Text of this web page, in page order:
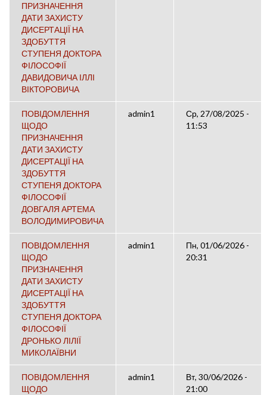
ПРИЗНАЧЕННЯ
ДАТИ ЗАХИСТУ
ДИСЕРТАЦІЇ НА
ЗДОБУТТЯ
СТУПЕНЯ ДОКТОРА
ФІЛОСОФІЇ
ДАВИДОВИЧА ІЛЛІ
ВІКТОРОВИЧА
ПОВІДОМЛЕННЯ
ЩОДО
ПРИЗНАЧЕННЯ
ДАТИ ЗАХИСТУ
ДИСЕРТАЦІЇ НА
ЗДОБУТТЯ
СТУПЕНЯ ДОКТОРА
ФІЛОСОФІЇ
ДОВГАЛЯ АРТЕМА
ВОЛОДИМИРОВИЧА
admin1
Ср, 27/08/2025 -
11:53
ПОВІДОМЛЕННЯ
ЩОДО
ПРИЗНАЧЕННЯ
ДАТИ ЗАХИСТУ
ДИСЕРТАЦІЇ НА
ЗДОБУТТЯ
СТУПЕНЯ ДОКТОРА
ФІЛОСОФІЇ
ДРОНЬКО ЛІЛІЇ
МИКОЛАЇВНИ
admin1
Пн, 01/06/2026 -
20:31
ПОВІДОМЛЕННЯ
ЩОДО
admin1
Вт, 30/06/2026 -
21:00